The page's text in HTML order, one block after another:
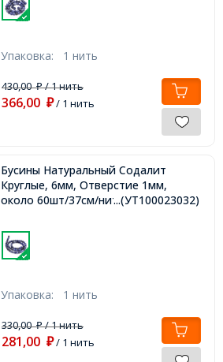
Упаковка: 1 нить
430,00₽/ 1 нить
366,00 ₽/ 1 нить
Бусины Натуральный Содалит
Круглые, 6мм, Отверстие 1мм,
около 60шт/37см/нить,...(УТ100023032)
Упаковка: 1 нить
330,00₽/ 1 нить
281,00 ₽/ 1 нить